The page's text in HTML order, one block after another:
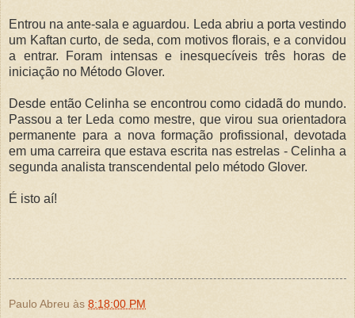
Entrou na ante-sala e aguardou. Leda abriu a porta vestindo
um Kaftan curto, de seda, com motivos florais, e a convidou
a entrar. Foram intensas e inesquecíveis três horas de
iniciação no Método Glover.
Desde então Celinha se encontrou como cidadã do mundo.
Passou a ter Leda como mestre, que virou sua orientadora
permanente para a nova formação profissional, devotada
em uma carreira que estava escrita nas estrelas - Celinha a
segunda analista transcendental pelo método Glover.
É isto aí!
Paulo Abreu às 8:18:00 PM